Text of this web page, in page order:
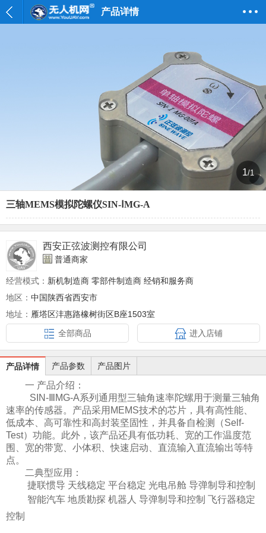
产品详情
1/1
三轴MEMS模拟陀螺仪SIN-ⅠMG-A
西安正弦波测控有限公司
普通商家
经营模式： 新机制造商 零部件制造商 经销和服务商
地区： 中国陕西省西安市
地址： 雁塔区沣惠路橡树街区B座1503室
全部商品
进入店铺
产品详情 产品参数 产品图片
一 产品介绍 ：
SIN-ⅢMG-A系列通用型三轴角速率陀螺用于测量三轴角
速率的传感器。产品采用 MEMS技术的芯片，具有高性能、
低成本、高可靠性和高封装坚固性，并具备自检测（Self-
Test）功能。此外，该产品还具有低功耗、宽的工作温度范
围、宽的带宽、小体积、快速启动、直流输入直流输出等特
点。
二典型应用：
捷联惯导 天线稳定 平台稳定 光电吊舱 导弹制导和控制
智能汽车 地质勘探 机器人 导弹制导和控制 飞行器稳定
控制